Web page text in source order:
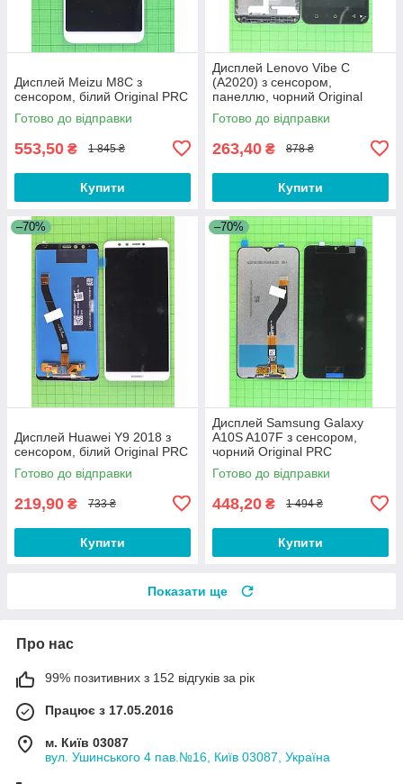
Дисплей Meizu M8C з
сенсором, білий Original PRC
Готово до відправки
553,50 ₴ 1 845 ₴
Купити
Дисплей Lenovo Vibe C
(A2020) з сенсором,
панеллю, чорний Original
PRC
Готово до відправки
263,40 ₴ 878 ₴
Купити
–70%
Дисплей Huawei Y9 2018 з
сенсором, білий Original PRC
Готово до відправки
219,90 ₴ 733 ₴
Купити
–70%
Дисплей Samsung Galaxy
A10S A107F з сенсором,
чорний Original PRC
Готово до відправки
448,20 ₴ 1 494 ₴
Купити
Показати ще
Про нас
99% позитивних з 152 відгуків за рік
Працює з 17.05.2016
м. Київ 03087
вул. Ушинського 4 пав.№16, Київ 03087, Україна